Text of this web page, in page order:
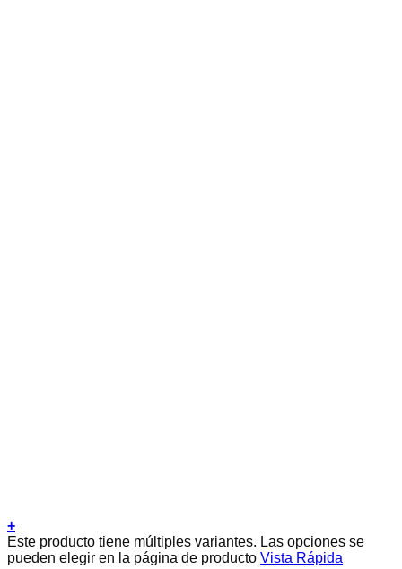
+
Este producto tiene múltiples variantes. Las opciones se
pueden elegir en la página de producto Vista Rápida